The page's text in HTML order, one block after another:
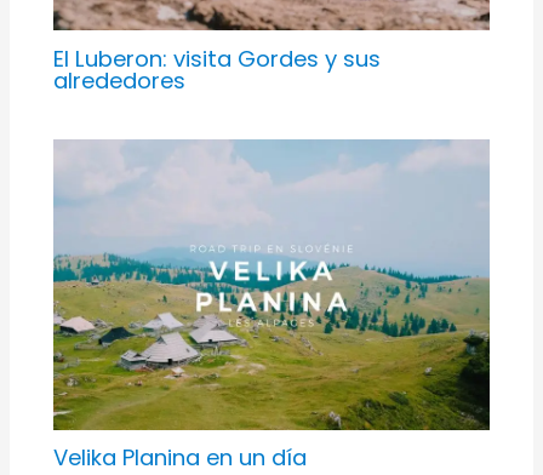
El Luberon: visita Gordes y sus
alrededores
Velika Planina en un día